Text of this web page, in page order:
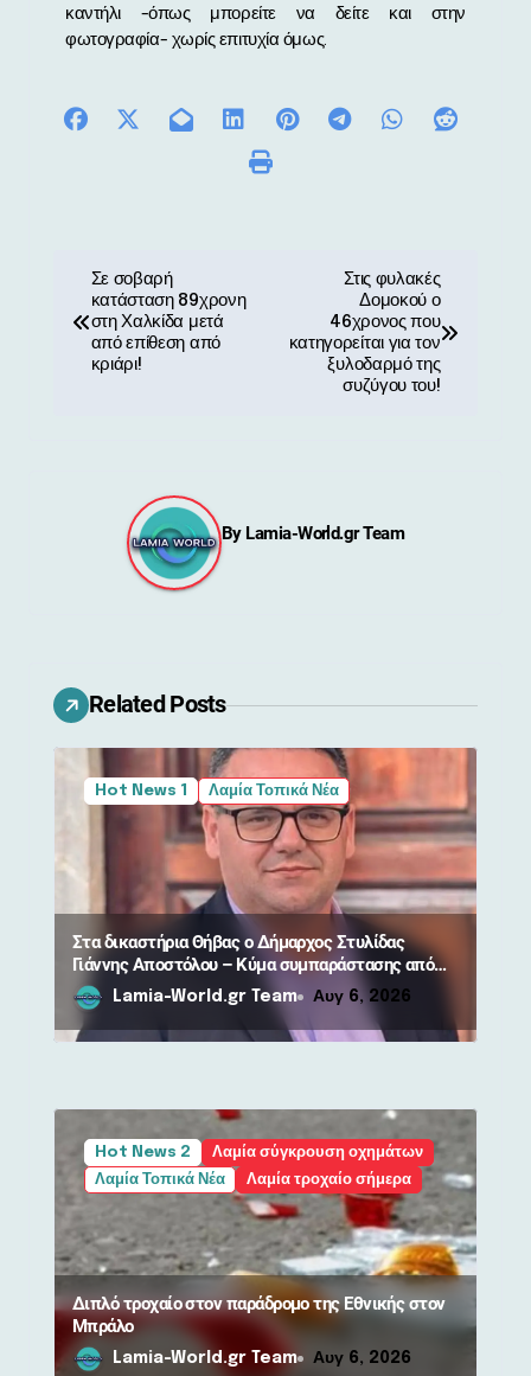
καντήλι -όπως μπορείτε να δείτε και στην
φωτογραφία- χωρίς επιτυχία όμως.
ρ
θ
ω
ν
Σε σοβαρή
κατάσταση 89χρονη
στη Χαλκίδα μετά
από επίθεση από
κριάρι!
Στις φυλακές
Δομοκού ο
46χρονος που
κατηγορείται για τον
ξυλοδαρμό της
συζύγου του!
By Lamia-World.gr Team
Related Posts
Hot News 1 Λαμία Τοπικά Νέα
Στα δικαστήρια Θήβας ο Δήμαρχος Στυλίδας
Γιάννης Αποστόλου – Κύμα συμπαράστασης από
πολίτεςLamia-World.gr Team Αυγ 6, 2026
Hot News 2
Λαμία σύγκρουση οχημάτων
Λαμία Τοπικά Νέα
Λαμία τροχαίο σήμερα
Διπλό τροχαίο στον παράδρομο της Εθνικής στον
Μπράλο
Lamia-World.gr Team Αυγ 6, 2026